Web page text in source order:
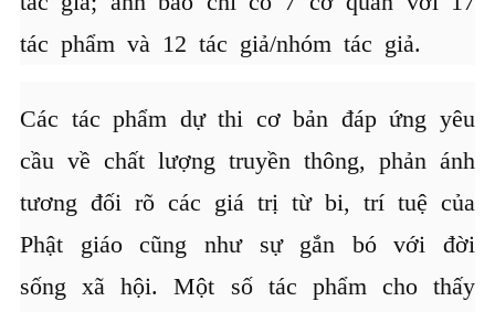
tác phẩm và 12 tác giả/nhóm tác giả.
Các tác phẩm dự thi cơ bản đáp ứng yêu
cầu về chất lượng truyền thông, phản ánh
tương đối rõ các giá trị từ bi, trí tuệ của
Phật giáo cũng như sự gắn bó với đời
sống xã hội. Một số tác phẩm cho thấy